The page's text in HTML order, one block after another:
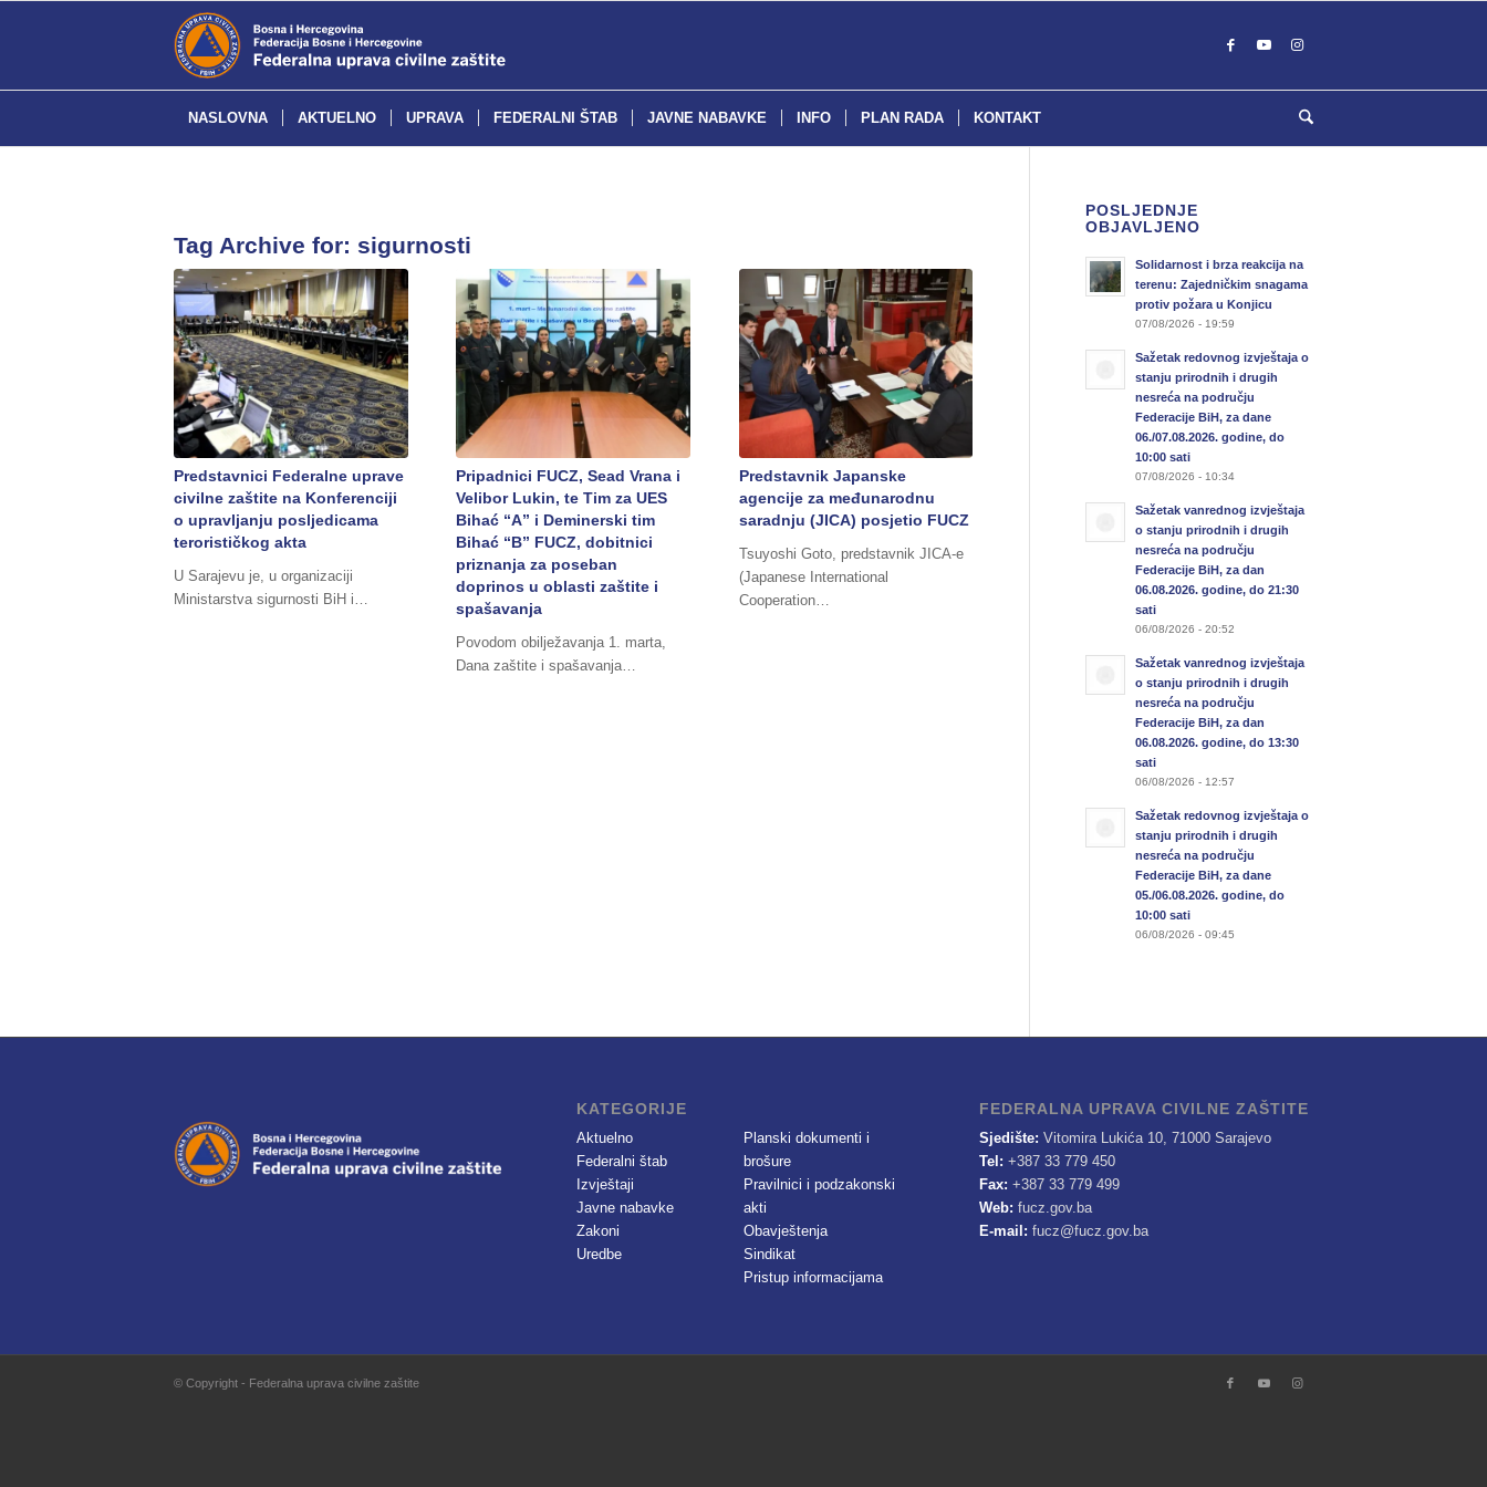
NASLOVNA AKTUELNO UPRAVA FEDERALNI ŠTAB JAVNE NABAVKE INFO PLAN RADA KONTAKT
Tag Archive for: sigurnosti
Predstavnici Federalne uprave
civilne zaštite na Konferenciji
o upravljanju posljedicama
terorističkog akta
U Sarajevu je, u organizaciji
Ministarstva sigurnosti BiH i…
Pripadnici FUCZ, Sead Vrana i
Velibor Lukin, te Tim za UES
Bihać “A” i Deminerski tim
Bihać “B” FUCZ, dobitnici
priznanja za poseban
doprinos u oblasti zaštite i
spašavanja
Povodom obilježavanja 1. marta,
Dana zaštite i spašavanja…
Predstavnik Japanske
agencije za međunarodnu
saradnju (JICA) posjetio FUCZ
Tsuyoshi Goto, predstavnik JICA-e
(Japanese International
Cooperation…
POSLJEDNJE
OBJAVLJENO
Solidarnost i brza reakcija na
terenu: Zajedničkim snagama
protiv požara u Konjicu
07/08/2026 - 19:59
Sažetak redovnog izvještaja o
stanju prirodnih i drugih
nesreća na području
Federacije BiH, za dane
06./07.08.2026. godine, do
10:00 sati
07/08/2026 - 10:34
Sažetak vanrednog izvještaja
o stanju prirodnih i drugih
nesreća na području
Federacije BiH, za dan
06.08.2026. godine, do 21:30
sati
06/08/2026 - 20:52
Sažetak vanrednog izvještaja
o stanju prirodnih i drugih
nesreća na području
Federacije BiH, za dan
06.08.2026. godine, do 13:30
sati
06/08/2026 - 12:57
Sažetak redovnog izvještaja o
stanju prirodnih i drugih
nesreća na području
Federacije BiH, za dane
05./06.08.2026. godine, do
10:00 sati
06/08/2026 - 09:45
KATEGORIJE
Aktuelno
Federalni štab
Izvještaji
Javne nabavke
Zakoni
Uredbe
Planski dokumenti i
brošure
Pravilnici i podzakonski
akti
Obavještenja
Sindikat
Pristup informacijama
FEDERALNA UPRAVA CIVILNE ZAŠTITE
Sjedište: Vitomira Lukića 10, 71000 Sarajevo
Tel: +387 33 779 450
Fax: +387 33 779 499
Web: fucz.gov.ba
E-mail: fucz@fucz.gov.ba
© Copyright - Federalna uprava civilne zaštite